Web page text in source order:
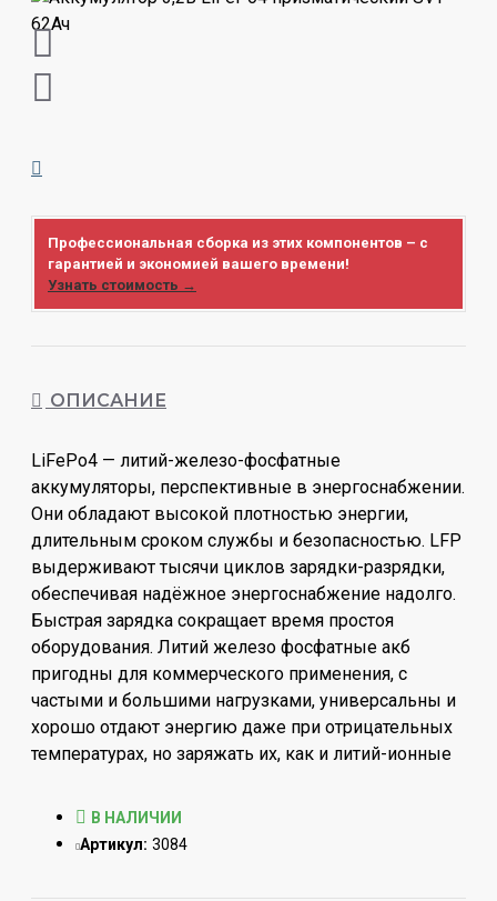
Профессиональная сборка из этих компонентов – с
гарантией и экономией вашего времени!
Узнать стоимость →
ОПИСАНИЕ
LiFePo4 — литий-железо-фосфатные
аккумуляторы, перспективные в энергоснабжении.
Они обладают высокой плотностью энергии,
длительным сроком службы и безопасностью. LFP
выдерживают тысячи циклов зарядки-разрядки,
обеспечивая надёжное энергоснабжение надолго.
Быстрая зарядка сокращает время простоя
оборудования. Литий железо фосфатные акб
пригодны для коммерческого применения, с
частыми и большими нагрузками, универсальны и
хорошо отдают энергию даже при отрицательных
температурах, но заряжать их, как и литий-ионные
Лиферные аккумуляторы — современное решение,
подходящее для различных областей, они
считаются не горючими тк электролит в данном
В НАЛИЧИИ
Артикул: 3084